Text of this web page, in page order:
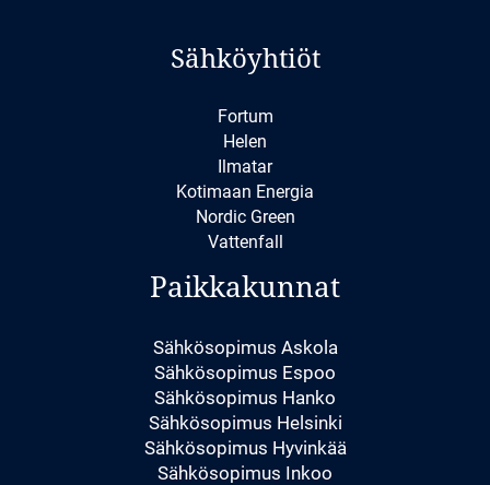
Sähköyhtiöt
Fortum
Helen
Ilmatar
Kotimaan Energia
Nordic Green
Vattenfall
Paikkakunnat
Sähkösopimus Askola
Sähkösopimus Espoo
Sähkösopimus Hanko
Sähkösopimus Helsinki
Sähkösopimus Hyvinkää
Sähkösopimus Inkoo